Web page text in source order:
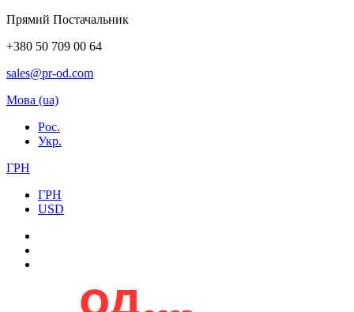
Прямий Постачальник
+380 50 709 00 64
sales@pr-od.com
Мова (ua)
Рос.
Укр.
ГРН
ГРН
USD